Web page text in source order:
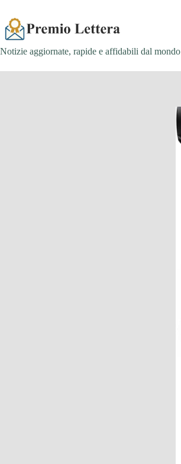
contenuto
Notizie aggiornate, rapide e affidabili dal mondo